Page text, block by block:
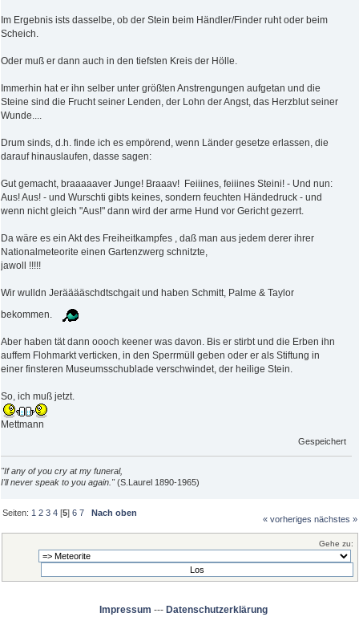
Im Ergebnis ists dasselbe, ob der Stein beim Händler/Finder ruht oder beim
Scheich.
Oder muß er dann auch in den tiefsten Kreis der Hölle.
Immerhin hat er ihn selber unter größten Anstrengungen aufgetan und die
Steine sind die Frucht seiner Lenden, der Lohn der Angst, das Herzblut seiner
Wunde....
Drum sinds, d.h. finde ich es empörend, wenn Länder gesetze erlassen, die
darauf hinauslaufen, dasse sagen:
Gut gemacht, braaaaaver Junge! Braaav! Feiiines, feiiines Steini! - Und nun:
Aus! Aus! - und Wurschti gibts keines, sondern feuchten Händedruck - und
wenn nicht gleich "Aus!" dann wird der arme Hund vor Gericht gezerrt.
Da wäre es ein Akt des Freiheitkampfes , daß man aus jedem derer ihrer
Nationalmeteorite einen Gartenzwerg schnitzte,
jawoll !!!!!
Wir wulldn Jerääääschdtschgait und haben Schmitt, Palme & Taylor
bekommen.
Aber haben tät dann oooch keener was davon. Bis er stirbt und die Erben ihn
auffem Flohmarkt verticken, in den Sperrmüll geben oder er als Stiftung in
einer finsteren Museumsschublade verschwindet, der heilige Stein.
So, ich muß jetzt.
Mettmann
Gespeichert
"If any of you cry at my funeral,
I'll never speak to you again."(S.Laurel 1890-1965)
Seiten: 1 2 3 4 [5]6 7 Nach oben
« vorheriges nächstes »
Gehe zu:
Impressum --- Datenschutzerklärung